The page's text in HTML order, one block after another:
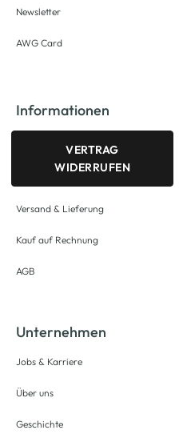
Newsletter
AWG Card
Informationen
VERTRAG
WIDERRUFEN
Versand & Lieferung
Kauf auf Rechnung
AGB
Unternehmen
Jobs & Karriere
Über uns
Geschichte